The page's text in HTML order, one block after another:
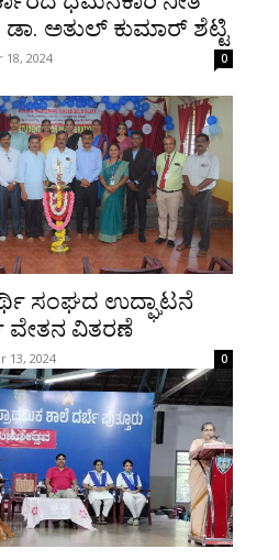
ಅತುಲ್ ಕುಮಾರ್ ಶೆಟ್ಟಿ
2024 0
ಸಂಘದ ಉದ್ಘಾಟನೆ
ವೇತನ ವಿತರಣೆ
13, 2024 0